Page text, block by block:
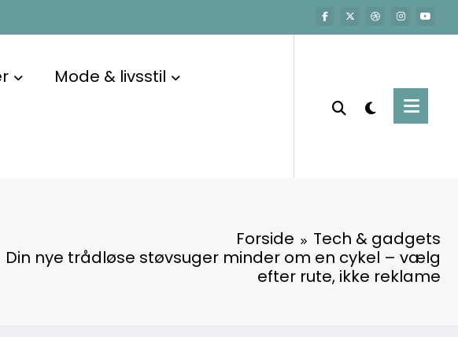
Mode & livsstil
Forside
Tech & gadgets
Din nye trådløse støvsuger minder om en cykel – vælg
efter rute, ikke reklame